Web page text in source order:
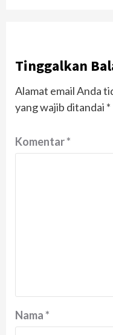
Tinggalkan
Alamat email Anda
yang wajib ditandai *
Komentar*
Nama*